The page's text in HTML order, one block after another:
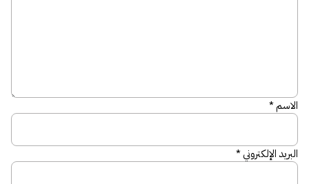
الاسم*
البريد الإلكتروني*